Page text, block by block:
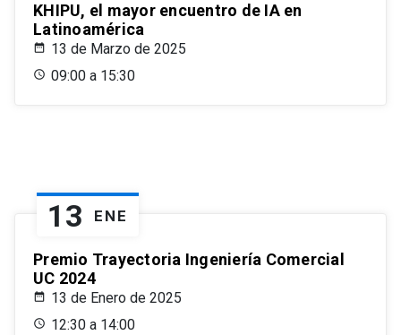
KHIPU, el mayor encuentro de IA en
Latinoamérica
13 de Marzo de 2025
09:00 a 15:30
13 ENE
Premio Trayectoria Ingeniería Comercial
UC 2024
13 de Enero de 2025
12:30 a 14:00